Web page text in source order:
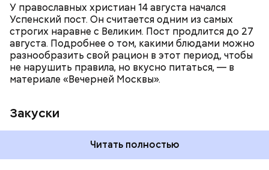
У православных христиан 14 августа начался
Успенский пост. Он считается одним из самых
строгих наравне с Великим. Пост продлится до 27
августа. Подробнее о том, какими блюдами можно
разнообразить свой рацион в этот период, чтобы
не нарушить правила, но вкусно питаться, — в
материале «Вечерней Москвы».
Закуски
Читать полностью
По словам Вильфанда, с середины следующей